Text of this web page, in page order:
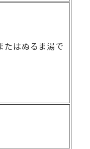
たはぬるま湯で